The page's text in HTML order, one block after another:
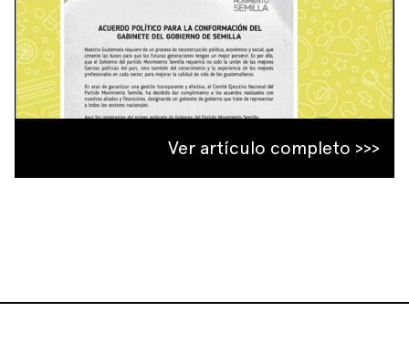
Ver artículo completo >>>